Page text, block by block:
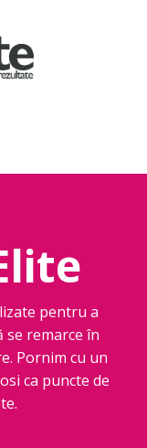
pentru a
remarce în
Pornim cu un
ca puncte de